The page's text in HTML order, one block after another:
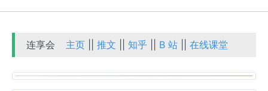
连享会 主页 ||推文 ||知乎 B 站 ||在线课堂